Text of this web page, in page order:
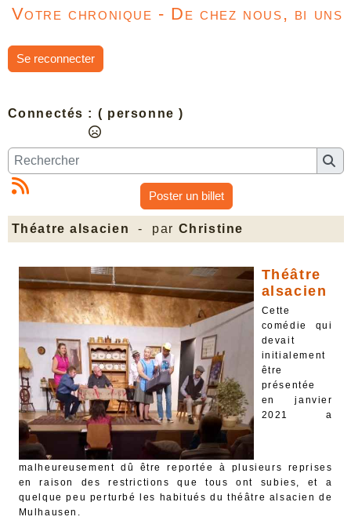
Votre chronique - De chez nous, bi uns
Se reconnecter
Connectés : ( personne )
Poster un billet
Théatre alsacien - par Christine
Théâtre
alsacien
Cette
comédie qui
devait
initialement
être
présentée
en janvier
2021 a
malheureusement dû être reportée à plusieurs reprises
en raison des restrictions que tous ont subies, et a
quelque peu perturbé les habitués du théâtre alsacien de
Mulhausen.